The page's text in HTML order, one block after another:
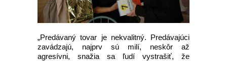
„Predávaný tovar je nekvalitný. Predávajúci
zavádzajú, najprv sú milí, neskôr až
agresívni, snažia sa ľudí vystrašiť, že